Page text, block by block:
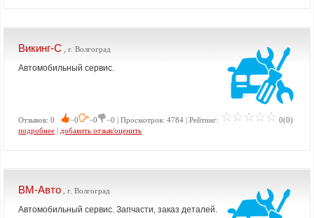
Викинг-С , г. Волгоград
Автомобильный сервис.
Отзывов: 0 −0 −0 −0 | Просмотров: 4784 | Рейтинг:
0(0)
подробнее | добавить отзыв/оценить
ВМ-Авто , г. Волгоград
Автомобильный сервис. Запчасти, заказ деталей.